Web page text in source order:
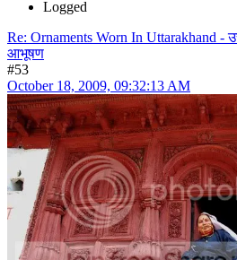
Logged
Re: Ornaments Worn In Uttarakhand -
आभूषण
#53
October 18, 2009, 09:32:13 AM